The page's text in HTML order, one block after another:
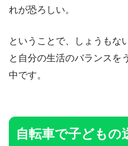
れが恐ろしい。
ということで、しょうもな
と自分の生活のバランスを
中です。
自転車で子どもの